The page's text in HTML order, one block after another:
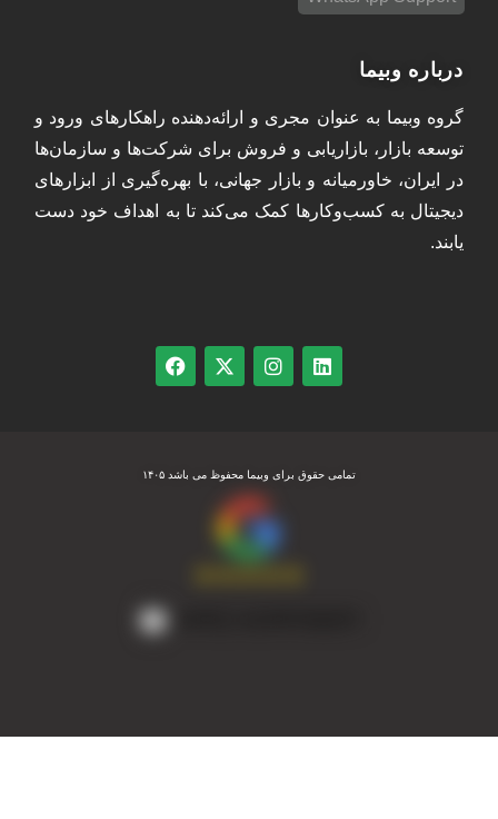
درباره وبیما
گروه وبیما به عنوان مجری و ارائه‌دهنده راهکارهای ورود و
توسعه بازار، بازاریابی و فروش برای شرکت‌ها و سازمان‌ها
در ایران، خاورمیانه و بازار جهانی، با بهره‌گیری از ابزارهای
دیجیتال به کسب‌وکارها کمک می‌کند تا به اهداف خود دست
یابند.
تمامی حقوق برای وبیما محفوظ می باشد ۱۴۰۵